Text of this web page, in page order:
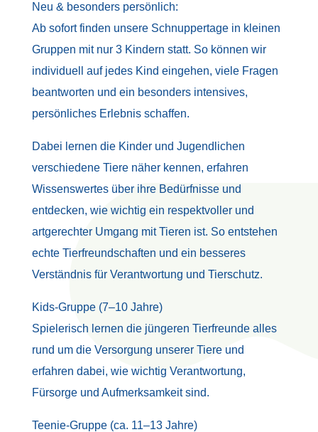
Neu & besonders persönlich:
Ab sofort finden unsere Schnuppertage in kleinen
Gruppen mit nur 3 Kindern statt. So können wir
individuell auf jedes Kind eingehen, viele Fragen
beantworten und ein besonders intensives,
persönliches Erlebnis schaffen.
Dabei lernen die Kinder und Jugendlichen
verschiedene Tiere näher kennen, erfahren
Wissenswertes über ihre Bedürfnisse und
entdecken, wie wichtig ein respektvoller und
artgerechter Umgang mit Tieren ist. So entstehen
echte Tierfreundschaften und ein besseres
Verständnis für Verantwortung und Tierschutz.
Kids-Gruppe (7–10 Jahre)
Spielerisch lernen die jüngeren Tierfreunde alles
rund um die Versorgung unserer Tiere und
erfahren dabei, wie wichtig Verantwortung,
Fürsorge und Aufmerksamkeit sind.
Teenie-Gruppe (ca. 11–13 Jahre)